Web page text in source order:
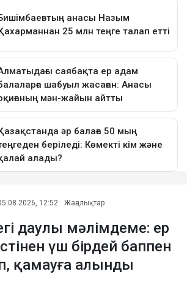
12:52 Жаңалықтар
даулы мәлімдеме: ер
үш бірдей баппен
қамауға алынды